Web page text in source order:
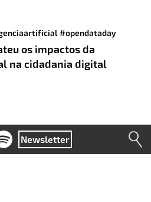
#opendataday
os impactos da
na cidadania digital
Newsletter